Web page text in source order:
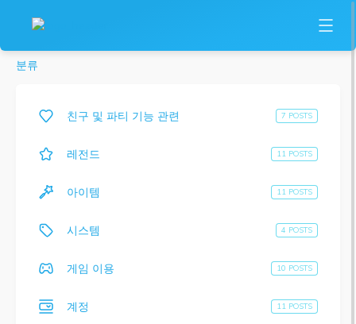
분류
친구 및 파티 기능 관련 7 POSTS
레전드 11 POSTS
아이템 11 POSTS
시스템 4 POSTS
게임 이용 10 POSTS
계정 11 POSTS